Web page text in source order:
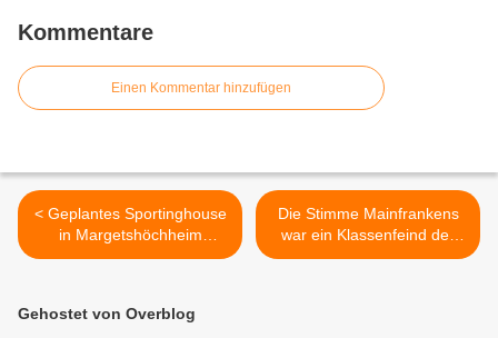
Kommentare
Einen Kommentar hinzufügen
< Geplantes Sportinghouse
in Margetshöchheim
eröffnet auch
Info-Abend am 20.
Die Stimme Mainfrankens
war ein Klassenfeind der
DDR - Eberhard
Gehostet von Overblog